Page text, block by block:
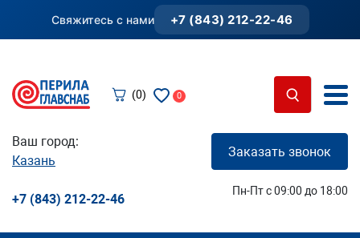
Свяжитесь с нами +7 (843) 212-22-46
(0) 0
Ваш город:
Казань
Заказать звонок
+7 (843) 212-22-46
Пн-Пт с 09:00 до 18:00